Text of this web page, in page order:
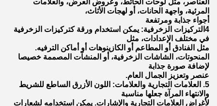
العناصر، مثل لوحات الحائط، وعروض العرض، والعلامات
المرئية، واجهة الحانات، أو لهجات الأثاث،
أجواء جذابة ومرتفعة
4التركيزات الزخرفية: يمكن استخدام ورقة كتركيزات الزخرفية
في مختلف الإعدادات، مثل
مثل الفنادق أو المطاعم أو الكازينوهات أو أماكن الترفيه.
المنحوتات، الشاشات الزخرفية، أو المنشآت المصممة خصيصا
لإضافة صورة جذابة
عنصر وتعزيز الجمال العام.
5. العلامات التجارية والعلامات: اللون الأزرق الساطع للشريط
والانتهاء المرآة جعلها مناسبة
لأغراض العلامات التجارية والإشارات. يمكن استخدامه لشعارات